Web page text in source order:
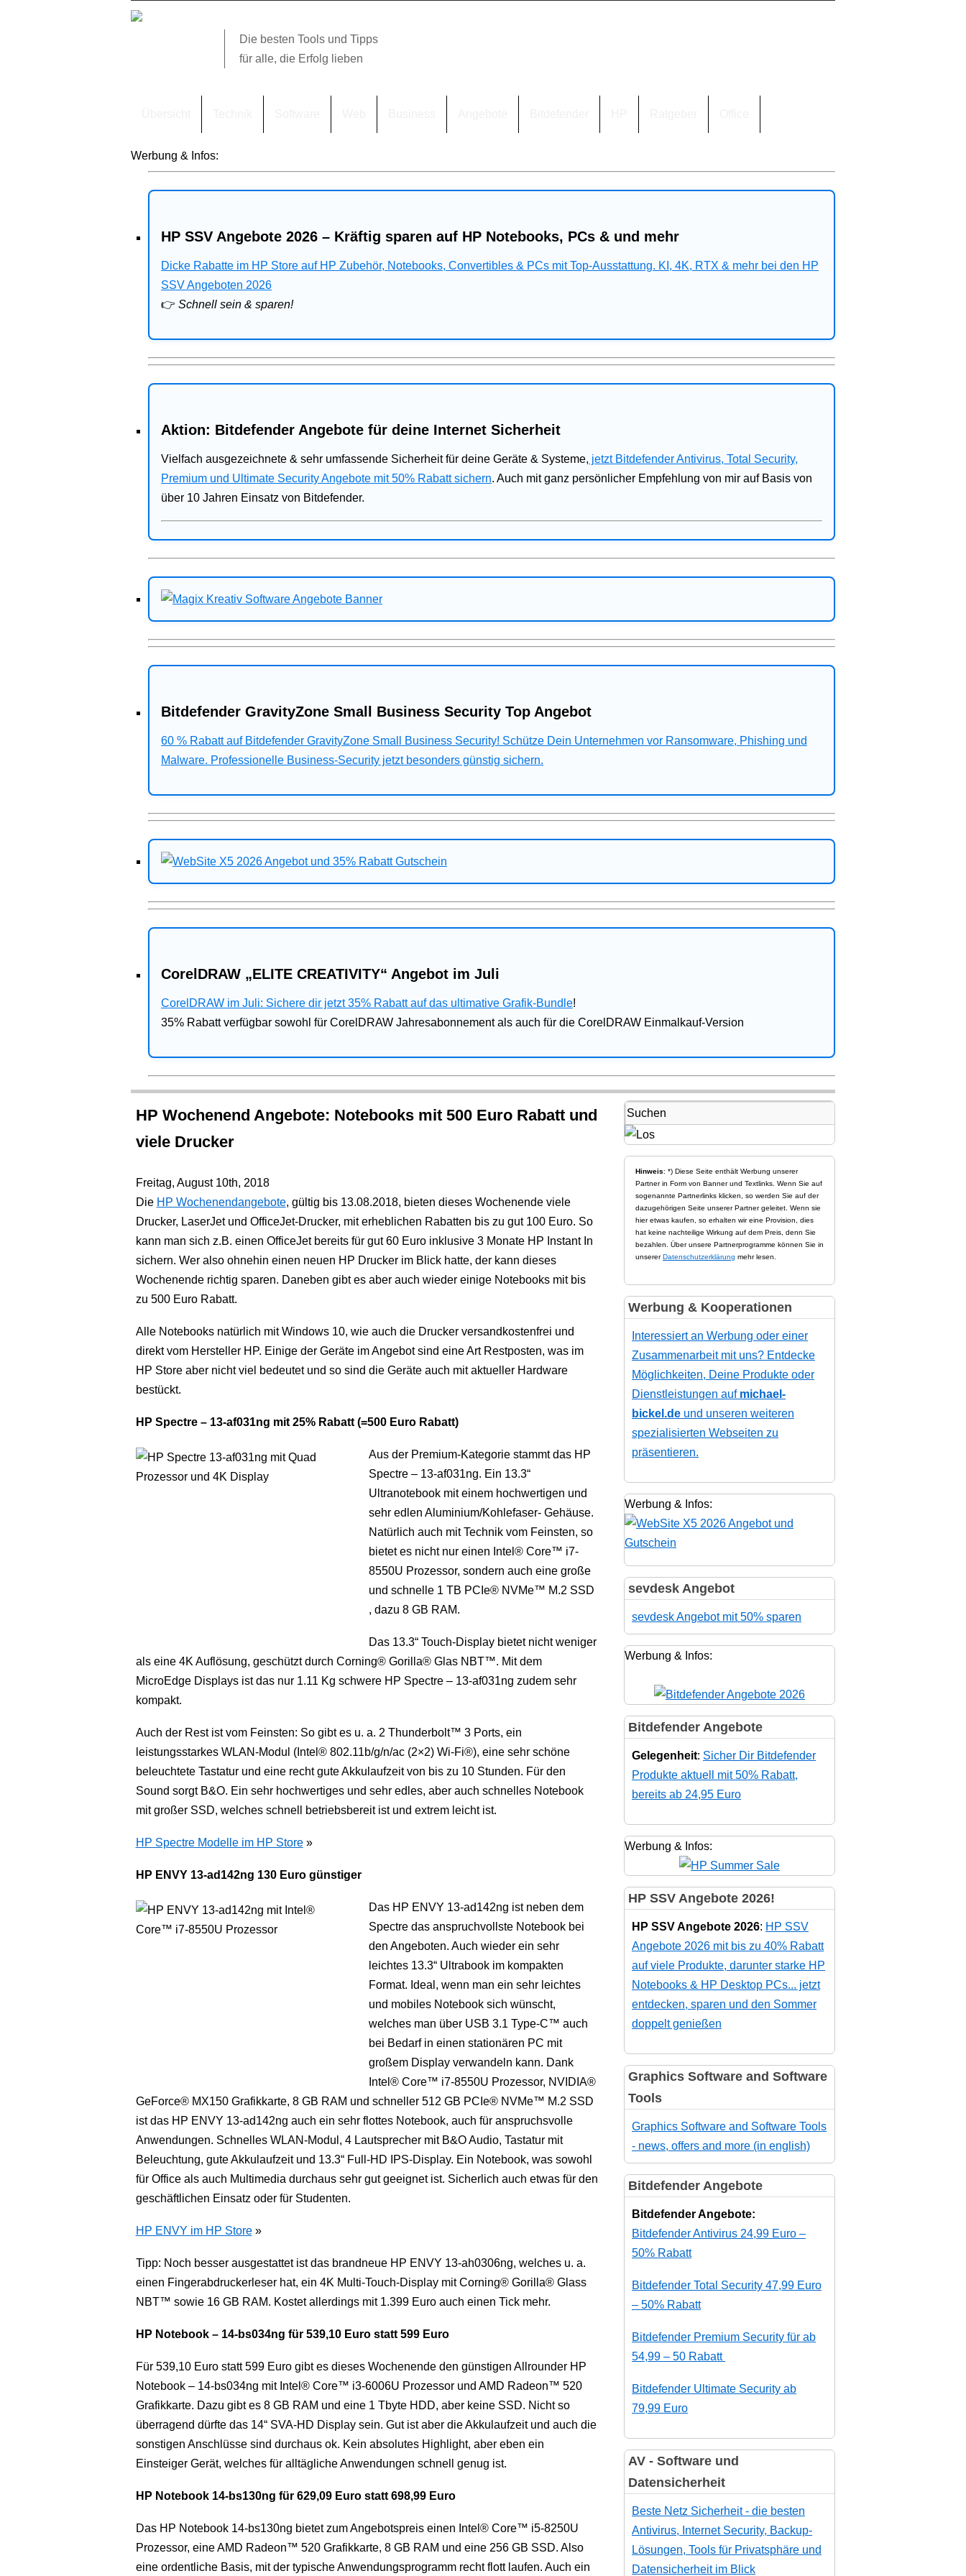
Die besten Tools und Tipps
für alle, die Erfolg lieben
Werbung & Infos:
HP SSV Angebote 2026 – Kräftig sparen auf HP Notebooks, PCs & und mehr
Dicke Rabatte im HP Store auf HP Zubehör, Notebooks, Convertibles & PCs mit Top-Ausstattung. KI, 4K, RTX & mehr bei den HP
SSV Angeboten 2026
👉 Schnell sein & sparen!
Aktion: Bitdefender Angebote für deine Internet Sicherheit
Vielfach ausgezeichnete & sehr umfassende Sicherheit für deine Geräte & Systeme, jetzt Bitdefender Antivirus, Total Security,
Premium und Ultimate Security Angebote mit 50% Rabatt sichern. Auch mit ganz persönlicher Empfehlung von mir auf Basis von
über 10 Jahren Einsatz von Bitdefender.
Bitdefender GravityZone Small Business Security Top Angebot
60 % Rabatt auf Bitdefender GravityZone Small Business Security! Schütze Dein Unternehmen vor Ransomware, Phishing und
Malware. Professionelle Business-Security jetzt besonders günstig sichern.
CorelDRAW „ELITE CREATIVITY“ Angebot im Juli
CorelDRAW im Juli: Sichere dir jetzt 35% Rabatt auf das ultimative Grafik-Bundle!
35% Rabatt verfügbar sowohl für CorelDRAW Jahresabonnement als auch für die CorelDRAW Einmalkauf-Version
HP Wochenend Angebote: Notebooks mit 500 Euro Rabatt und
viele Drucker
Freitag, August 10th, 2018
Die HP Wochenendangebote, gültig bis 13.08.2018, bieten dieses Wochenende viele
Drucker, LaserJet und OfficeJet-Drucker, mit erheblichen Rabatten bis zu gut 100 Euro. So
kann man sich z.B. einen OfficeJet bereits für gut 60 Euro inklusive 3 Monate HP Instant In
sichern. Wer also ohnehin einen neuen HP Drucker im Blick hatte, der kann dieses
Wochenende richtig sparen. Daneben gibt es aber auch wieder einige Notebooks mit bis
zu 500 Euro Rabatt.
Alle Notebooks natürlich mit Windows 10, wie auch die Drucker versandkostenfrei und
direkt vom Hersteller HP. Einige der Geräte im Angebot sind eine Art Restposten, was im
HP Store aber nicht viel bedeutet und so sind die Geräte auch mit aktueller Hardware
bestückt.
HP Spectre – 13-af031ng mit 25% Rabatt (=500 Euro Rabatt)
Aus der Premium-Kategorie stammt das HP
Spectre – 13-af031ng. Ein 13.3“
Ultranotebook mit einem hochwertigen und
sehr edlen Aluminium/Kohlefaser- Gehäuse.
Natürlich auch mit Technik vom Feinsten, so
bietet es nicht nur einen Intel® Core™ i7-
8550U Prozessor, sondern auch eine große
und schnelle 1 TB PCIe® NVMe™ M.2 SSD
, dazu 8 GB RAM.
Das 13.3“ Touch-Display bietet nicht weniger
als eine 4K Auflösung, geschützt durch Corning® Gorilla® Glas NBT™. Mit dem
MicroEdge Displays ist das nur 1.11 Kg schwere HP Spectre – 13-af031ng zudem sehr
kompakt.
Auch der Rest ist vom Feinsten: So gibt es u. a. 2 Thunderbolt™ 3 Ports, ein
leistungsstarkes WLAN-Modul (Intel® 802.11b/g/n/ac (2×2) Wi-Fi®), eine sehr schöne
beleuchtete Tastatur und eine recht gute Akkulaufzeit von bis zu 10 Stunden. Für den
Sound sorgt B&O. Ein sehr hochwertiges und sehr edles, aber auch schnelles Notebook
mit großer SSD, welches schnell betriebsbereit ist und extrem leicht ist.
HP Spectre Modelle im HP Store»
HP ENVY 13-ad142ng 130 Euro günstiger
Das HP ENVY 13-ad142ng ist neben dem
Spectre das anspruchvollste Notebook bei
den Angeboten. Auch wieder ein sehr
leichtes 13.3“ Ultrabook im kompakten
Format. Ideal, wenn man ein sehr leichtes
und mobiles Notebook sich wünscht,
welches man über USB 3.1 Type-C™ auch
bei Bedarf in einen stationären PC mit
großem Display verwandeln kann. Dank
Intel® Core™ i7-8550U Prozessor, NVIDIA®
GeForce® MX150 Grafikkarte, 8 GB RAM und schneller 512 GB PCIe® NVMe™ M.2 SSD
ist das HP ENVY 13-ad142ng auch ein sehr flottes Notebook, auch für anspruchsvolle
Anwendungen. Schnelles WLAN-Modul, 4 Lautsprecher mit B&O Audio, Tastatur mit
Beleuchtung, gute Akkulaufzeit und 13.3“ Full-HD IPS-Display. Ein Notebook, was sowohl
für Office als auch Multimedia durchaus sehr gut geeignet ist. Sicherlich auch etwas für den
geschäftlichen Einsatz oder für Studenten.
HP ENVY im HP Store»
Tipp: Noch besser ausgestattet ist das brandneue HP ENVY 13-ah0306ng, welches u. a.
einen Fingerabdruckerleser hat, ein 4K Multi-Touch-Display mit Corning® Gorilla® Glass
NBT™ sowie 16 GB RAM. Kostet allerdings mit 1.399 Euro auch einen Tick mehr.
HP Notebook – 14-bs034ng für 539,10 Euro statt 599 Euro
Für 539,10 Euro statt 599 Euro gibt es dieses Wochenende den günstigen Allrounder HP
Notebook – 14-bs034ng mit Intel® Core™ i3-6006U Prozessor und AMD Radeon™ 520
Grafikkarte. Dazu gibt es 8 GB RAM und eine 1 Tbyte HDD, aber keine SSD. Nicht so
überragend dürfte das 14“ SVA-HD Display sein. Gut ist aber die Akkulaufzeit und auch die
sonstigen Anschlüsse sind durchaus ok. Kein absolutes Highlight, aber eben ein
Einsteiger Gerät, welches für alltägliche Anwendungen schnell genug ist.
HP Notebook 14-bs130ng für 629,09 Euro statt 698,99 Euro
Das HP Notebook 14-bs130ng bietet zum Angebotspreis einen Intel® Core™ i5-8250U
Prozessor, eine AMD Radeon™ 520 Grafikkarte, 8 GB RAM und eine 256 GB SSD. Also
eine ordentliche Basis, mit der typische Anwendungsprogramm recht flott laufen. Auch ein
Hinweis: *) Diese Seite enthält Werbung unserer
Partner in Form von Banner und Textlinks. Wenn Sie auf
sogenannte Partnerlinks klicken, so werden Sie auf der
dazugehörigen Seite unserer Partner geleitet. Wenn sie
hier etwas kaufen, so erhalten wir eine Provision, dies
hat keine nachteilige Wirkung auf dem Preis, denn Sie
bezahlen. Über unsere Partnerprogramme können Sie in
unsererDatenschutzerklärung mehr lesen.
Werbung & Kooperationen
Interessiert an Werbung oder einer
Zusammenarbeit mit uns? Entdecke
Möglichkeiten, Deine Produkte oder
Dienstleistungen auf michael-
bickel.de und unseren weiteren
spezialisierten Webseiten zu
präsentieren.
Werbung & Infos:
sevdesk Angebot
sevdesk Angebot mit 50% sparen
Werbung & Infos:
Bitdefender Angebote
Gelegenheit: Sicher Dir Bitdefender
Produkte aktuell mit 50% Rabatt,
bereits ab 24,95 Euro
Werbung & Infos:
HP SSV Angebote 2026!
HP SSV Angebote 2026: HP SSV
Angebote 2026 mit bis zu 40% Rabatt
auf viele Produkte, darunter starke HP
Notebooks & HP Desktop PCs... jetzt
entdecken, sparen und den Sommer
doppelt genießen
Graphics Software and Software
Tools
Graphics Software and Software Tools
- news, offers and more (in english)
Bitdefender Angebote
Bitdefender Angebote:
Bitdefender Antivirus 24,99 Euro –
50% Rabatt
Bitdefender Total Security 47,99 Euro
– 50% Rabatt
Bitdefender Premium Security für ab
54,99 – 50 Rabatt
Bitdefender Ultimate Security ab
79,99 Euro
AV - Software und
Datensicherheit
Beste Netz Sicherheit - die besten
Antivirus, Internet Security, Backup-
Lösungen, Tools für Privatsphäre und
Datensicherheit im Blick